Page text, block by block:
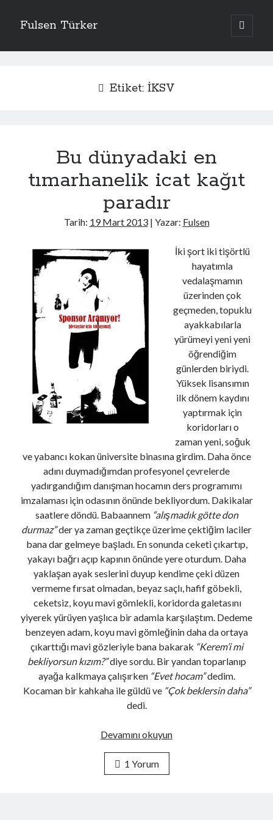
Fulsen Türker
ana
menüyü
Yan
Hikaye
Uncategorized
Yemek Bloğu Değil
Son Yazılar
İş Arıyorum Diye Bağırmak Ayıp Mıdır?
Devren Kiralık Hayaller..
Zeytin Kreması Tarifi ve İçimizdeki İtalyan Aşkı
Biber Çorbası Tarifi ve 80’lerde Doğmuş Çocukların 40’lı Yaşlara Dair
Dertleri *
Misafir Odaları gibi Tuhaf Bir Şey
Son yorumlar
Devren Kiralık Hayaller.. içinÖnder Güngör
Devren Kiralık Hayaller..içinAyşe Özden
Devren Kiralık Hayaller..içinSeyfi
Bir yalan söyledim, gerçek oldu..içinBircan
Biber Çorbası Tarifi ve 80’lerde Doğmuş Çocukların 40’lı Yaşlara Dair
Dertleri *için Öznil
Haberdar Olun
E-mail adresi:
Fulsen Türker Takip Et
Etiket: İKSV
Bu dünyadaki en
tımarhanelik icat kağıt
paradır
Tarih: 19 Mart 2013| Yazar: Fulsen
İki şort iki tişörtlü
hayatımla
vedalaşmamın
üzerinden çok
geçmeden, topuklu
ayakkabılarla
yürümeyi yeni yeni
öğrendiğim
günlerden biriydi.
Yüksek lisansımın
ilk dönem kaydını
yaptırmak için
koridorları o
zaman yeni, soğuk
ve yabancı kokan üniversite binasına girdim. Daha önce
adını duymadığımdan profesyonel çevrelerde
yadırgandığım danışman hocamın ders programımı
imzalaması için odasının önünde bekliyordum. Dakikalar
saatlere döndü. Babaannem “alışmadık götte don
durmaz”der ya zaman geçtikçe üzerime çektiğim laciler
bana dar gelmeye başladı. En sonunda ceketi çıkartıp,
yakayı bağrı açıp kapının önünde yere oturdum. Daha
yaklaşan ayak seslerini duyup kendime çeki düzen
vermeme fırsat olmadan, beyaz saçlı, hafif göbekli,
ceketsiz, koyu mavi gömlekli, koridorda galetasını
yiyerek yürüyen yaşlıca bir adamla karşılaştım. Dedeme
benzeyen adam, koyu mavi gömleğinin daha da ortaya
çıkarttığı mavi gözleriyle bana bakarak “Kerem’i mi
bekliyorsun kızım?”diye sordu. Bir yandan toparlanıp
ayağa kalkmaya çalışırken “Evet hocam”dedim.
Kocaman bir kahkaha ile güldü ve “Çok beklersin daha”
dedi.
Devamını okuyunBu
1 Yorum